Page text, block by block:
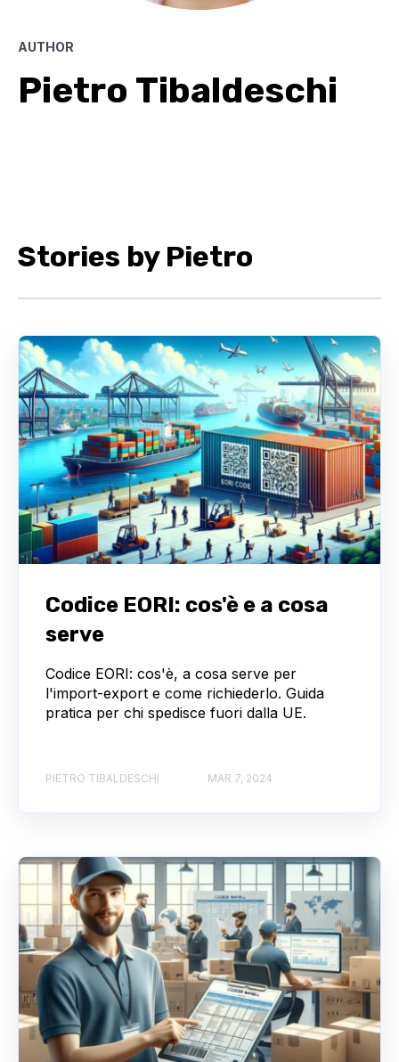
AUTHOR
Pietro Tibaldeschi
Stories by Pietro
Codice EORI: cos'è e a cosa
serve
Codice EORI: cos'è, a cosa serve per
l'import-export e come richiederlo. Guida
pratica per chi spedisce fuori dalla UE.
PIETRO TIBALDESCHI MAR 7, 2024